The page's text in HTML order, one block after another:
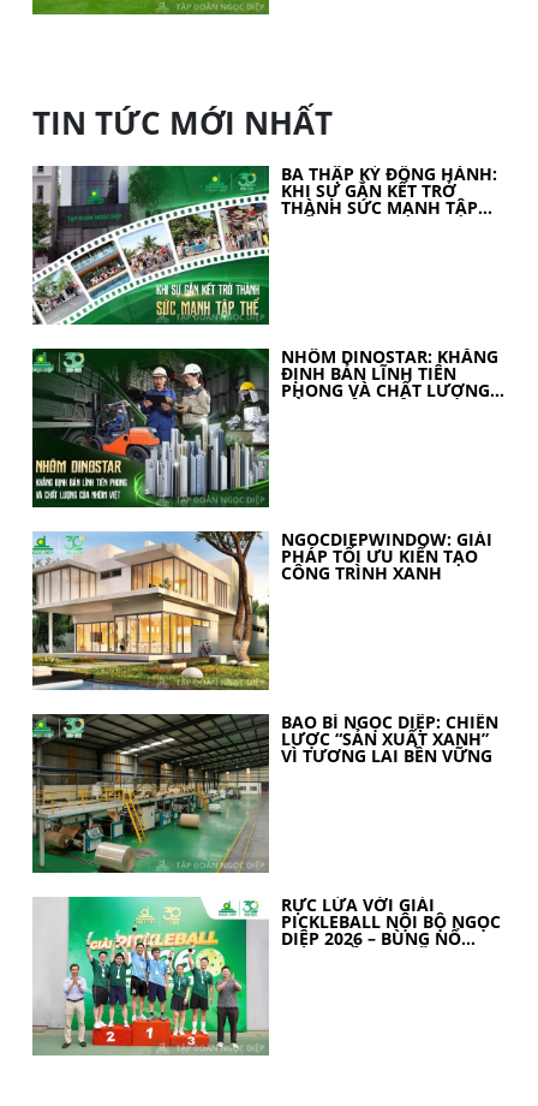
TIN TỨC MỚI NHẤT
BA THẬP KỶ ĐỒNG HÀNH:
KHI SỰ GẮN KẾT TRỞ
THÀNH SỨC MẠNH TẬP
THỂ
NHÔM DINOSTAR: KHẲNG
ĐỊNH BẢN LĨNH TIÊN
PHONG VÀ CHẤT LƯỢNG
CỦA NHÔM VIỆT
NGOCDIEPWINDOW: GIẢI
PHÁP TỐI ƯU KIẾN TẠO
CÔNG TRÌNH XANH
BAO BÌ NGỌC DIỆP: CHIẾN
LƯỢC “SẢN XUẤT XANH”
VÌ TƯƠNG LAI BỀN VỮNG
RỰC LỬA VỚI GIẢI
PICKLEBALL NỘI BỘ NGỌC
DIỆP 2026 – BÙNG NỔ
TINH THẦN 30 NĂM